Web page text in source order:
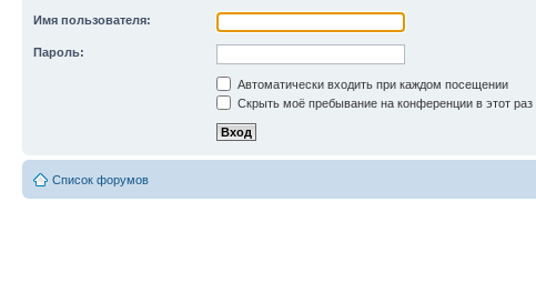
Имя пользователя:
Пароль:
Автоматически входить при каждом посещении
Скрыть моё пребывание на конференции в этот раз
Список форумов